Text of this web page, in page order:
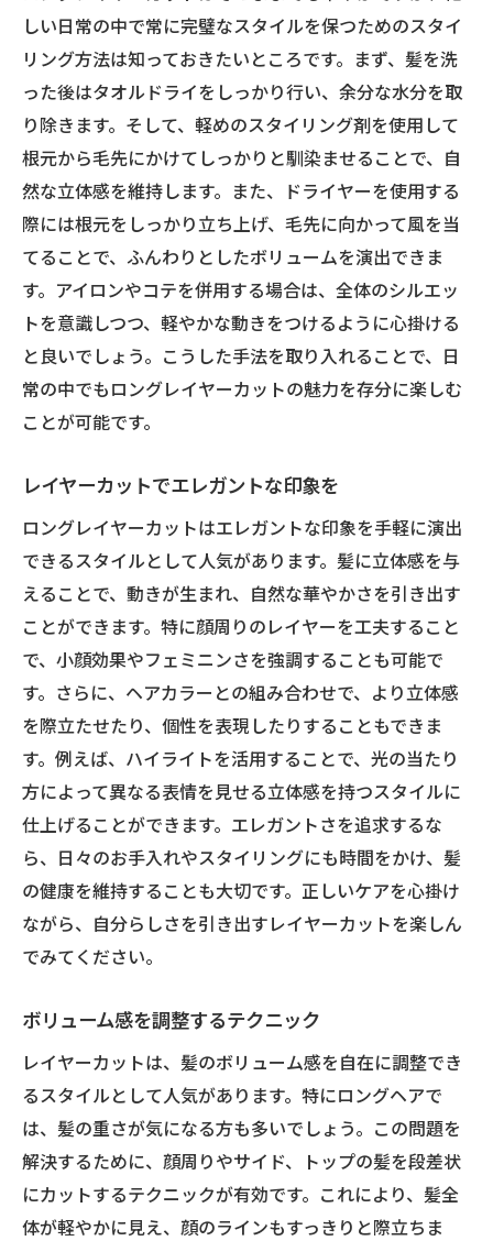
しい日常の中で常に完璧なスタイルを保つためのスタイ
リング方法は知っておきたいところです。まず、髪を洗
った後はタオルドライをしっかり行い、余分な水分を取
り除きます。そして、軽めのスタイリング剤を使用して
根元から毛先にかけてしっかりと馴染ませることで、自
然な立体感を維持します。また、ドライヤーを使用する
際には根元をしっかり立ち上げ、毛先に向かって風を当
てることで、ふんわりとしたボリュームを演出できま
す。アイロンやコテを併用する場合は、全体のシルエッ
トを意識しつつ、軽やかな動きをつけるように心掛ける
と良いでしょう。こうした手法を取り入れることで、日
常の中でもロングレイヤーカットの魅力を存分に楽しむ
ことが可能です。
レイヤーカットでエレガントな印象を
ロングレイヤーカットはエレガントな印象を手軽に演出
できるスタイルとして人気があります。髪に立体感を与
えることで、動きが生まれ、自然な華やかさを引き出す
ことができます。特に顔周りのレイヤーを工夫すること
で、小顔効果やフェミニンさを強調することも可能で
す。さらに、ヘアカラーとの組み合わせで、より立体感
を際立たせたり、個性を表現したりすることもできま
す。例えば、ハイライトを活用することで、光の当たり
方によって異なる表情を見せる立体感を持つスタイルに
仕上げることができます。エレガントさを追求するな
ら、日々のお手入れやスタイリングにも時間をかけ、髪
の健康を維持することも大切です。正しいケアを心掛け
ながら、自分らしさを引き出すレイヤーカットを楽しん
でみてください。
ボリューム感を調整するテクニック
レイヤーカットは、髪のボリューム感を自在に調整でき
るスタイルとして人気があります。特にロングヘアで
は、髪の重さが気になる方も多いでしょう。この問題を
解決するために、顔周りやサイド、トップの髪を段差状
にカットするテクニックが有効です。これにより、髪全
体が軽やかに見え、顔のラインもすっきりと際立ちま